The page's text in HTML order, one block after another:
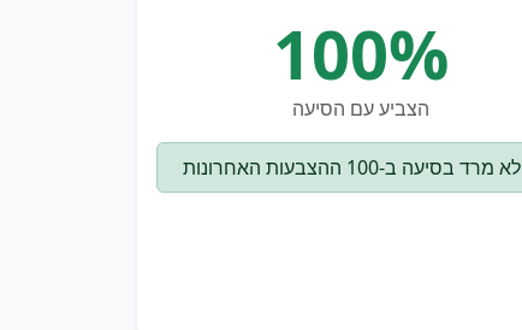
100%
הצביע עם הסיעה
לא מרד בסיעה ב-100 ההצבעות האחרונות